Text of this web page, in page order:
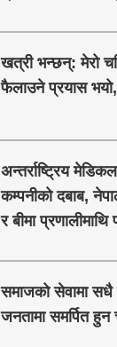
खत्री भन्छन्: मेरो
फैलाउने प्रयास भयो,
अन्तर्राष्ट्रिय
कम्पनीको दबाब,
र बीमा प्रणालीमाथि
समाजको सेवामा
जनतामा समर्पित